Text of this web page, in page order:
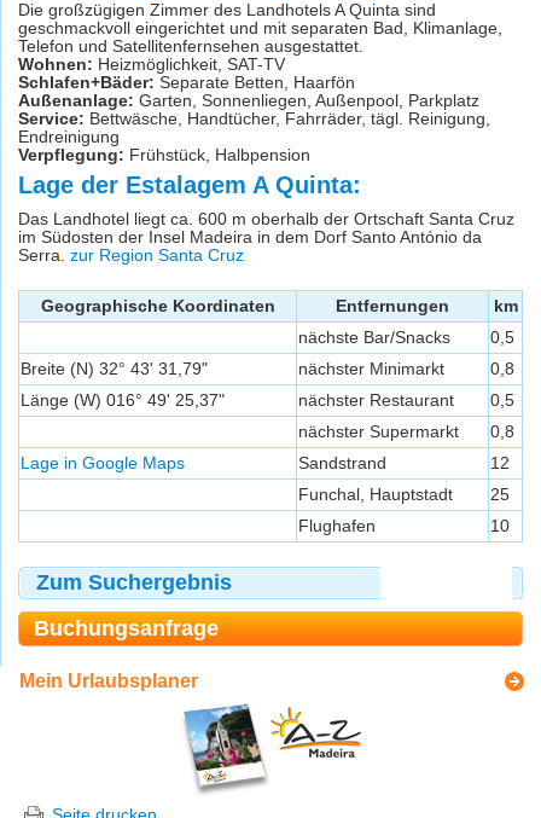
Die großzügigen Zimmer des Landhotels A Quinta sind
geschmackvoll eingerichtet und mit separaten Bad, Klimanlage,
Telefon und Satellitenfernsehen ausgestattet.
Wohnen: Heizmöglichkeit, SAT-TV
Schlafen+Bäder: Separate Betten, Haarfön
Außenanlage: Garten, Sonnenliegen, Außenpool, Parkplatz
Service: Bettwäsche, Handtücher, Fahrräder, tägl. Reinigung,
Endreinigung
Verpflegung: Frühstück, Halbpension
Lage der Estalagem A Quinta:
Das Landhotel liegt ca. 600 m oberhalb der Ortschaft Santa Cruz
im Südosten der Insel Madeira in dem Dorf Santo António da
Serra. zur Region Santa Cruz
Geographische Koordinaten Entfernungen
km
nächste Bar/Snacks
0,5
Breite (N) 32° 43' 31,79"
nächster Minimarkt
0,8
Länge (W) 016° 49' 25,37"
nächster Restaurant
0,5
nächster Supermarkt
0,8
Lage in Google Maps
Sandstrand
12
Funchal, Hauptstadt
25
Flughafen
10
Zum Suchergebnis
Buchungsanfrage
Mein Urlaubsplaner